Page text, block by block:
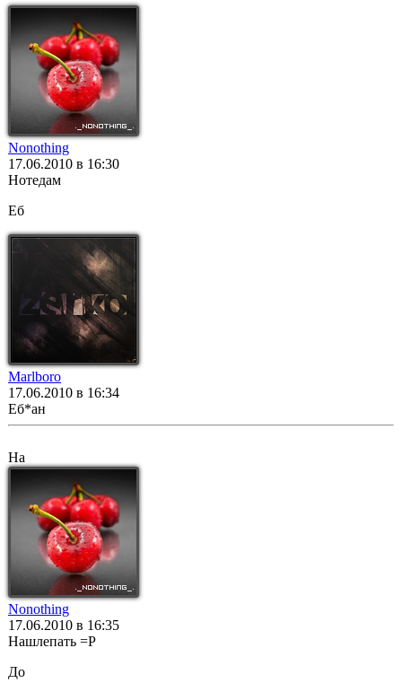
Nonothing
17.06.2010 в 16:30
Нотедам
Еб
Marlboro
17.06.2010 в 16:34
Еб*ан
На
Nonothing
17.06.2010 в 16:35
Нашлепать =P
До